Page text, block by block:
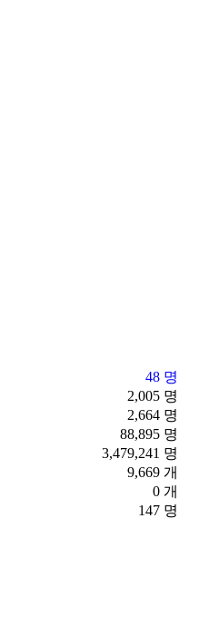
48 명
2,005 명
2,664 명
88,895 명
3,479,241 명
9,669 개
0 개
147 명